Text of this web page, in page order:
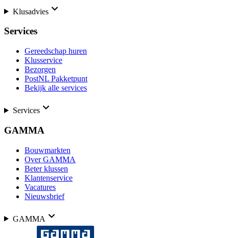
Klusadvies
Services
Gereedschap huren
Klusservice
Bezorgen
PostNL Pakketpunt
Bekijk alle services
Services
GAMMA
Bouwmarkten
Over GAMMA
Beter klussen
Klantenservice
Vacatures
Nieuwsbrief
GAMMA